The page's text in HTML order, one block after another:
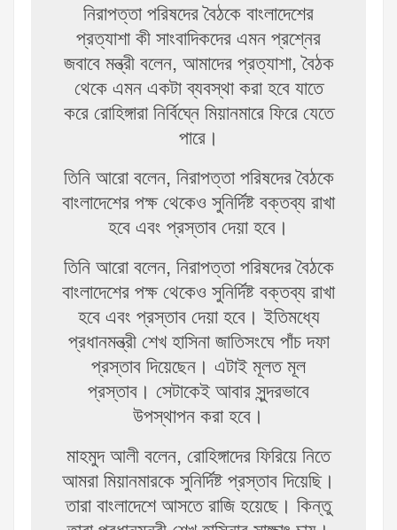
নিরাপত্তা পরিষদের বৈঠকে বাংলাদেশের
প্রত্যাশা কী সাংবাদিকদের এমন প্রশ্নের
জবাবে মন্ত্রী বলেন, আমাদের প্রত্যাশা, বৈঠক
থেকে এমন একটা ব্যবস্থা করা হবে যাতে
করে রোহিঙ্গারা নির্বিঘ্নে মিয়ানমারে ফিরে যেতে
পারে।
তিনি আরো বলেন, নিরাপত্তা পরিষদের বৈঠকে
বাংলাদেশের পক্ষ থেকেও সুনির্দিষ্ট বক্তব্য রাখা
হবে এবং প্রস্তাব দেয়া হবে।
তিনি আরো বলেন, নিরাপত্তা পরিষদের বৈঠকে
বাংলাদেশের পক্ষ থেকেও সুনির্দিষ্ট বক্তব্য রাখা
হবে এবং প্রস্তাব দেয়া হবে। ইতিমধ্যে
প্রধানমন্ত্রী শেখ হাসিনা জাতিসংঘে পাঁচ দফা
প্রস্তাব দিয়েছেন। এটাই মূলত মূল
প্রস্তাব। সেটাকেই আবার সুন্দরভাবে
উপস্থাপন করা হবে।
মাহমুদ আলী বলেন, রোহিঙ্গাদের ফিরিয়ে নিতে
আমরা মিয়ানমারকে সুনির্দিষ্ট প্রস্তাব দিয়েছি।
তারা বাংলাদেশে আসতে রাজি হয়েছে। কিন্তু